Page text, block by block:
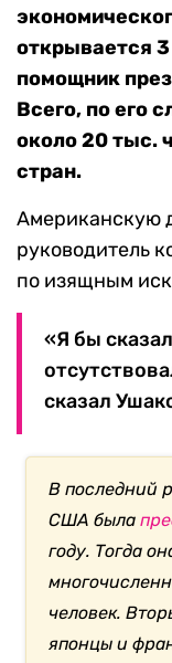
открывается
помощник
Всего, по его
около 20 тыс.
стран.
Американскую
руководитель
по изящным
«Я бы
сказал
В последний
США была
году. Тогда
человек.
японцы и